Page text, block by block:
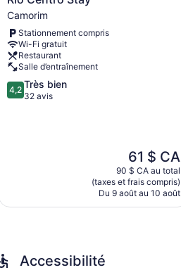
Centro
Stay
Camorim
Camorim
Stationnement compris
Wi-Fi gratuit
Restaurant
Salle d’entraînement
4.2
sur
4,2 Très bien
32 avis
Le
prix
est
de
61 $ CA
61 $ CA
90 $ CA au total
(taxes et frais compris)
Du 9 août au 10 août
Accessibilité